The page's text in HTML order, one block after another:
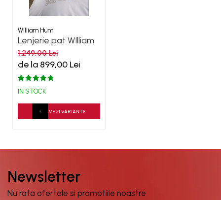
William Hunt
Lenjerie pat WIlliam
Hunt Motif Corner
600TC
1.249,00 Lei
de la 899,00 Lei
IN STOCK
VEZI VARIANTE
Newsletter
Nu rata ofertele si promotiile noastre